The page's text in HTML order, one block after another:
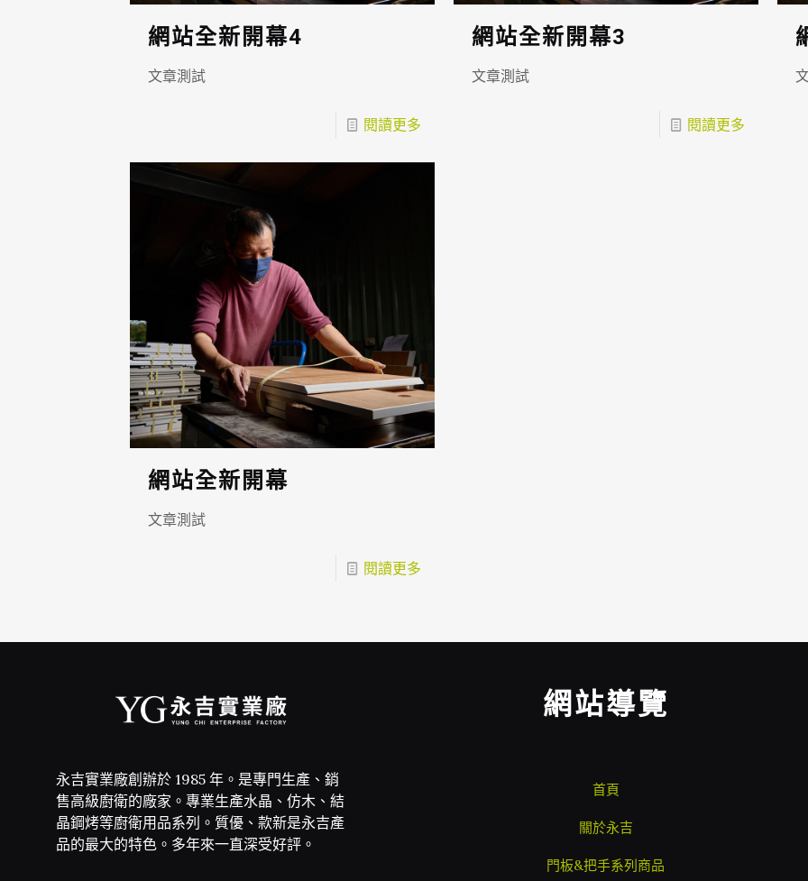
網站全新開幕4
文章測試
閱讀更多
網站全新開幕3
文章測試
閱讀更多
網站全新開幕
文章測試
閱讀更多
永吉實業廠創辦於 1985 年。是專門生產、銷
售高級廚衛的廠家。專業生產水晶、仿木、結
晶鋼烤等廚衛用品系列。質優、款新是永吉產
品的最大的特色。多年來一直深受好評。
網站導覽
首頁
關於永吉
門板&把手系列商品